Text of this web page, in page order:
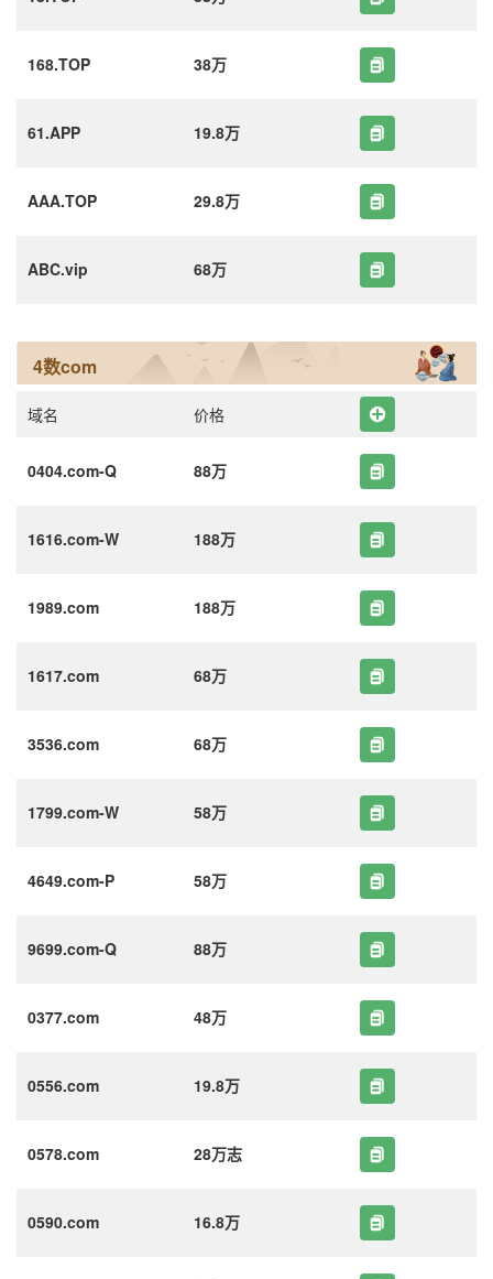
168.TOP 38万
61.APP 19.8万
AAA.TOP 29.8万
ABC.vip 68万
4数com
域名 价格
0404.com-Q 88万
1616.com-W 188万
1989.com 188万
1617.com 68万
3536.com 68万
1799.com-W 58万
4649.com-P 58万
9699.com-Q 88万
0377.com 48万
0556.com 19.8万
0578.com 28万志
0590.com 16.8万